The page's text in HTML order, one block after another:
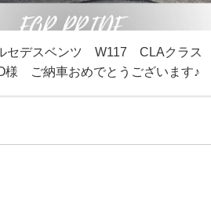
セデスベンツ W117 CLAクラス
ご納車おめでとうございます♪